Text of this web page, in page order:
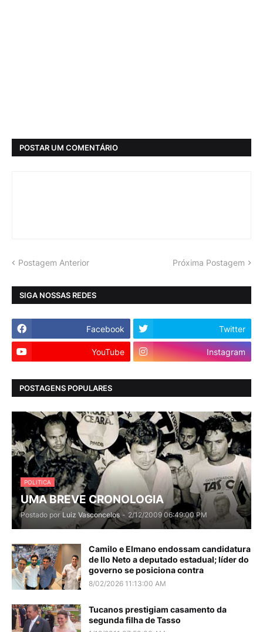
POSTAR UM COMENTÁRIO
Postagem Anterior Próxima Postagem
SIGA NOSSAS REDES
Facebook Twitter
YouTube Instagram
POSTAGENS POPULARES
POLITICA
UMA BREVE CRONOLOGIA
Postado por Luiz Vasconcelos - 2/12/2009 06:49:00 PM
Camilo e Elmano endossam candidatura
de Ilo Neto a deputado estadual; líder do
governo se posiciona contra
8/02/2026 11:13:00 AM
Tucanos prestigiam casamento da
segunda filha de Tasso